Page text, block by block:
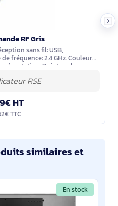
RF Gris
sans fil: USB,
fréquence: 2.4 GHz. Couleur
Pointeur laser,
HT
TTC
similaires et
En stock